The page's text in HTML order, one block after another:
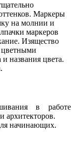
Маркеры
на молнии и
маркеров
Изящество
цветными
названия цвета.
в работе
архитекторов.
начинающих.